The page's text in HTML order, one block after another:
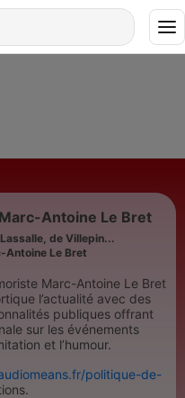
Antoine Le Bret
de Villepin...
Antoine Le Bret
Marc-Antoine Le Bret
l’actualité avec des
publiques offrant
sur les événements
et l’humour.
politique-de-